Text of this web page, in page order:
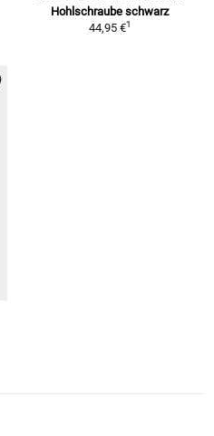
Hohlschraube schwarz
44,95 €1